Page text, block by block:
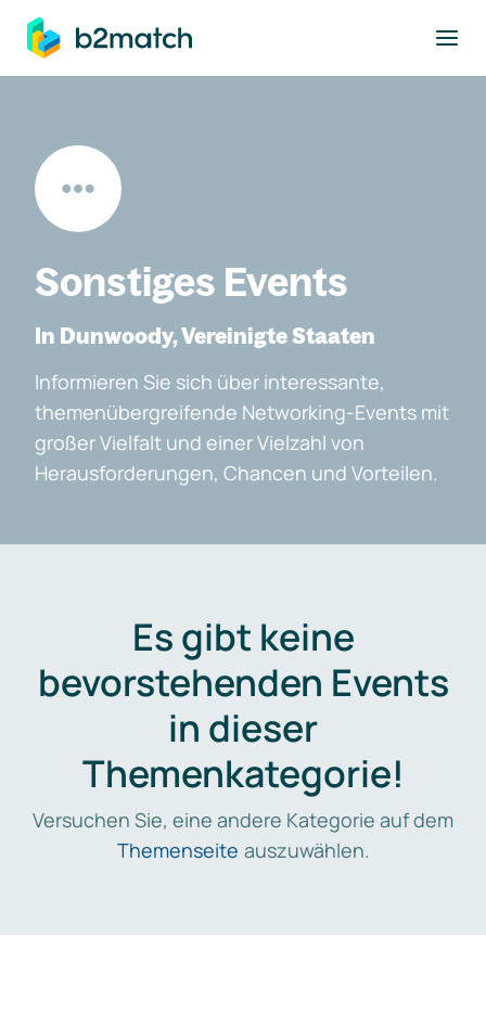
springen
Sonstiges Events
In Dunwoody, Vereinigte Staaten
Informieren Sie sich über interessante,
themenübergreifende Networking-Events mit
großer Vielfalt und einer Vielzahl von
Herausforderungen, Chancen und Vorteilen.
Es gibt keine
bevorstehenden Events
in dieser
Themenkategorie!
Versuchen Sie, eine andere Kategorie auf dem
Themenseite auszuwählen.